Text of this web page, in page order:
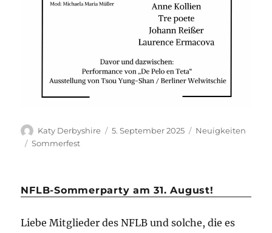
Autor
Katy Derbyshire
Veröffentlicht
5. September 2025 Kategorien
Neuigkeiten
Schlagwörter
Sommerfest
NFLB-Sommerparty am 31. August!
Liebe Mitglieder des NFLB und solche, die es